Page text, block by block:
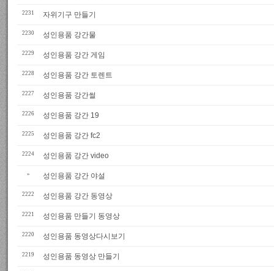
2231 자위기구 만들기
2230 성인용품 강간물
2229 성인용품 강간 게임
2228 성인용품 강간 토렌트
2227 성인용품 강간썰
2226 성인용품 강간 19
2225 성인용품 강간 fc2
2224 성인용품 강간 video
» 성인용품 강간 야설
2222 성인용품 강간 동영상
2221 성인용품 만들기 동영상
2220 성인용품 동영상다시보기
2219 성인용품 동영상 만들기